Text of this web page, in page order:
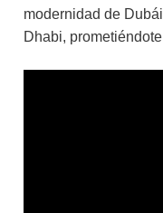
modernidad de
Dhabi,